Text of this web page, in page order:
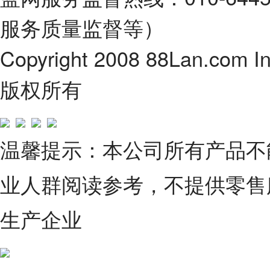
服务质量监督等）
Copyright 2008 88Lan.com
版权所有
温馨提示：本公司所有产品
业人群阅读参考，不提供零
生产企业